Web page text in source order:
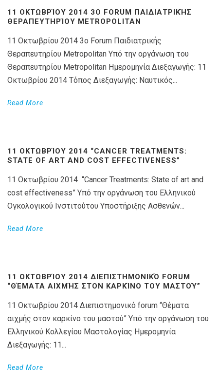
11 ΟΚΤΩΒΡΊΟΥ 2014 3O FORUM ΠΑΙΔΙΑΤΡΙΚΉΣ
ΘΕΡΑΠΕΥΤΗΡΊΟΥ METROPOLITAN
11 Οκτωβρίου 2014 3o Forum Παιδιατρικής
Θεραπευτηρίου Metropolitan Υπό την οργάνωση του
Θεραπευτηρίου Metropolitan Ημερομηνία Διεξαγωγής: 11
Οκτωβρίου 2014 Τόπος Διεξαγωγής: Ναυτικός...
Read More
11 ΟΚΤΩΒΡΊΟΥ 2014 “CANCER TREATMENTS:
STATE OF ART AND COST EFFECTIVENESS”
11 Οκτωβρίου 2014 “Cancer Treatments: State of art and
cost effectiveness” Υπό την οργάνωση του Ελληνικού
Ογκολογικού Ινστιτούτου Υποστήριξης Ασθενών...
Read More
11 ΟΚΤΩΒΡΊΟΥ 2014 ΔΙΕΠΙΣΤΗΜΟΝΙΚΌ FORUM
“ΘΈΜΑΤΑ ΑΙΧΜΉΣ ΣΤΟΝ ΚΑΡΚΊΝΟ ΤΟΥ ΜΑΣΤΟΎ”
11 Οκτωβρίου 2014 Διεπιστημονικό forum “Θέματα
αιχμής στον καρκίνο του μαστού” Υπό την οργάνωση του
Ελληνικού Κολλεγίου Μαστολογίας Ημερομηνία
Διεξαγωγής: 11...
Read More